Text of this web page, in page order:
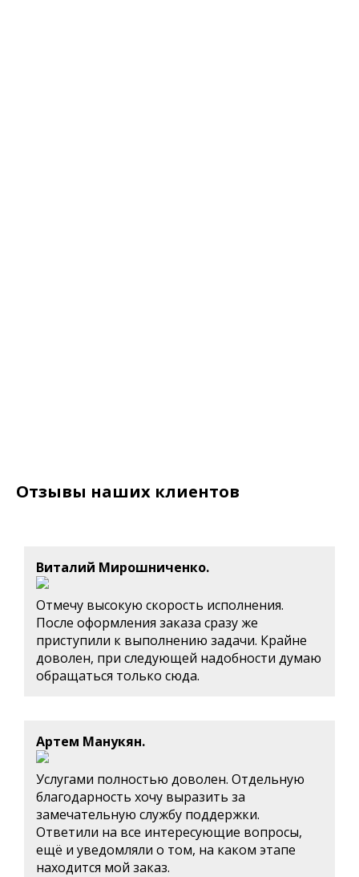
Отзывы наших клиентов
Виталий Мирошниченко.
Отмечу высокую скорость исполнения.
После оформления заказа сразу же
приступили к выполнению задачи. Крайне
доволен, при следующей надобности думаю
обращаться только сюда.
Артем Манукян.
Услугами полностью доволен. Отдельную
благодарность хочу выразить за
замечательную службу поддержки.
Ответили на все интересующие вопросы,
ещё и уведомляли о том, на каком этапе
находится мой заказ.